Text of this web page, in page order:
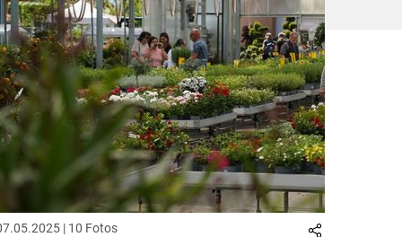
| 10 Fotos